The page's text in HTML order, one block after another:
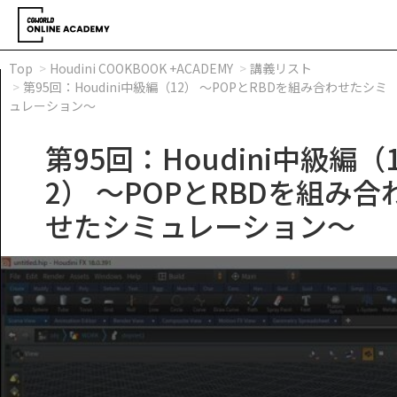
Top Houdini COOKBOOK +ACADEMY
講義リスト
第95回：Houdini中級編（12） ～POPとRBDを組み合わせたシミ
ュレーション～
第95回：Houdini中級編（
2） ～POPとRBDを組み合
せたシミュレーション～